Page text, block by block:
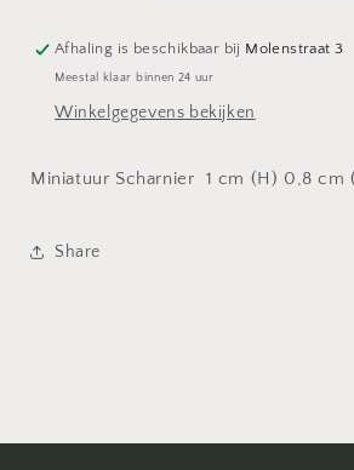
Afhaling is beschikbaar bij Molenstraat 3
Meestal klaar binnen 24 uur
Winkelgegevens bekijken
Miniatuur Scharnier 1 cm (H) 0,8 cm
Share